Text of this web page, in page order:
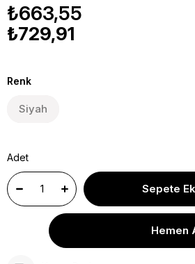
₺663,55
₺729,91
Renk
Siyah
Adet